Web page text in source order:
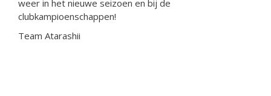
weer in het nieuwe seizoen en bij de
clubkampioenschappen!
Team Atarashii